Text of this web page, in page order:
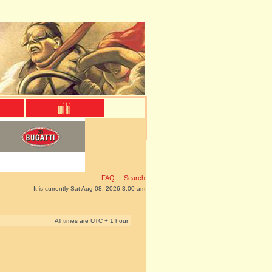
FAQ Search
It is currently Sat Aug 08, 2026 3:00 am
All times are UTC + 1 hour